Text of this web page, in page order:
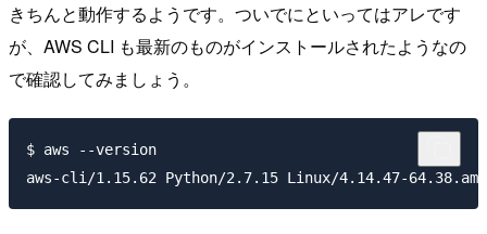
きちんと動作するようです。ついでにといってはアレです
が、AWS CLI も最新のものがインストールされたようなの
で確認してみましょう。
$ aws --version